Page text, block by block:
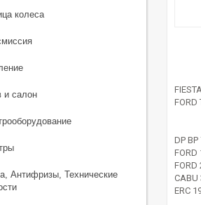
FORD
DP BP
FORD
CABU
ERC
колеса
и салон
Антифризы, Технические